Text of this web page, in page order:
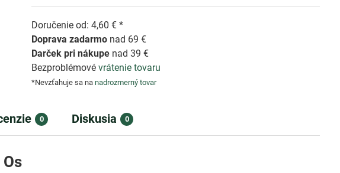
Doručenie od: 4,60 € *
Doprava zadarmo nad 69 €
Darček pri nákupe nad 39 €
Bezproblémovévrátenie tovaru
*Nevzťahuje sa nanadrozmerný tovar
0 Diskusia 0